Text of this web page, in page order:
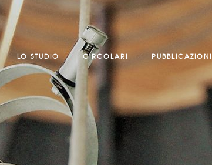
LO STUDIO CIRCOLARI PUBBLICAZIONI